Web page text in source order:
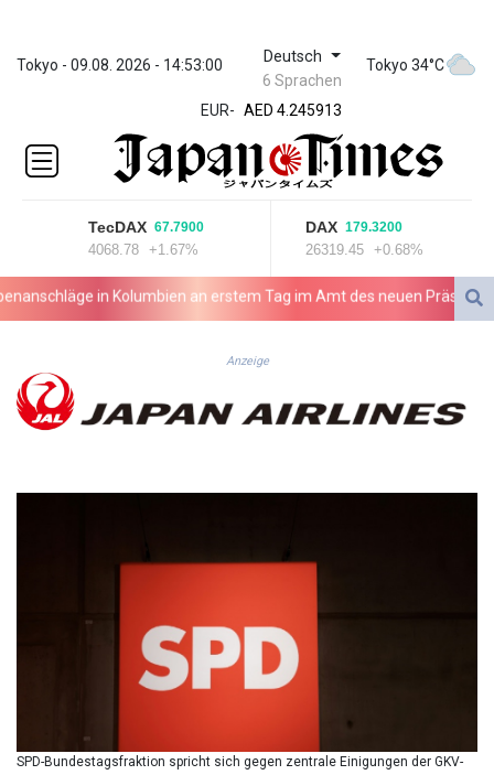
Tokyo - 09.08. 2026 - 14:53:00 Deutsch
6 Sprachen
Tokyo 34°C
EUR-
ZWL 372.275202
AED 4.245913
AED 4.245913
AFN 76.887634
ALL 93.218842
AMD
1060.176801
ARS
1724.882567
AWG 2.082489
BAM 1.955776
BBD 2.321671
BIF 3451.157116
BTN 109.688637
BWP 15.558807
BYN 3.432357
BZD 2.318271
TecDAX 67.7900
4068.78 +1.67%
DAX 179.3200
26319.45 +0.68%
in Kolumbien an erstem Tag im Amt des neuen Präsidenten
Anzeige
SPD-Bundestagsfraktion spricht sich gegen zentrale Einigungen der GKV-